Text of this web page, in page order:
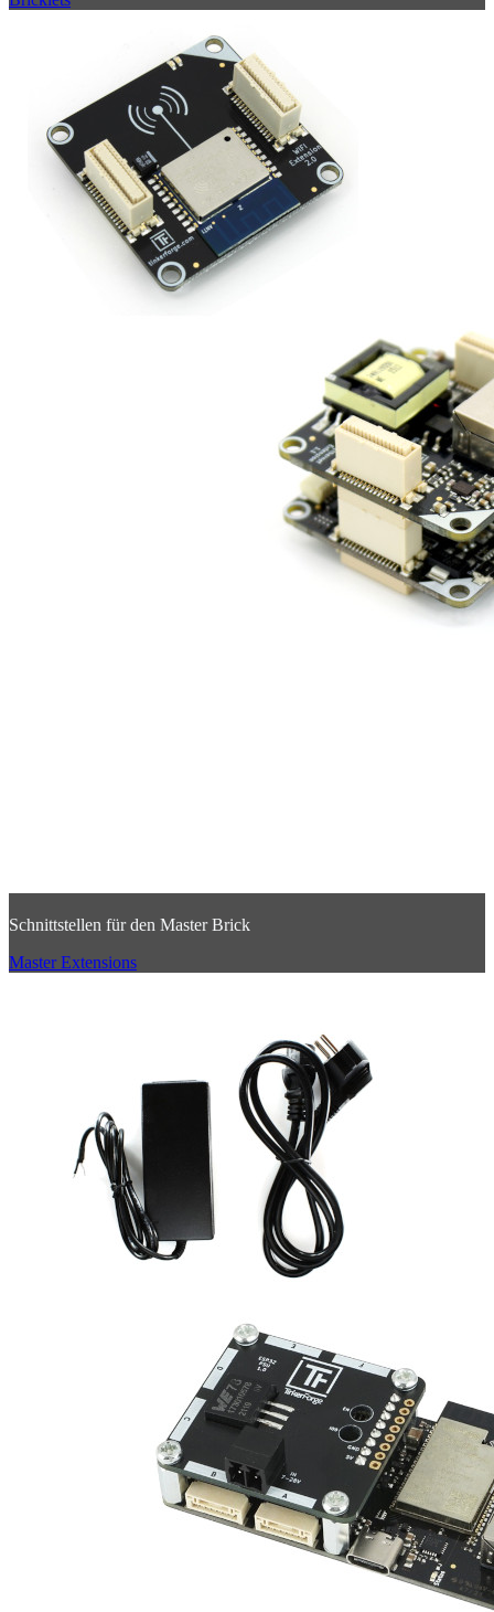
Schnittstellen für den Master Brick
Master Extensions